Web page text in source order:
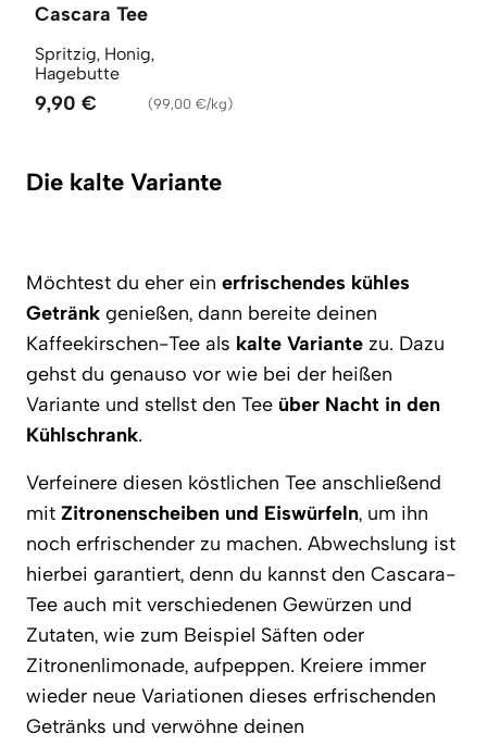
Cascara Tee
Spritzig, Honig,
Hagebutte
9,90 € (99,00 €/kg)
Die kalte Variante
Möchtest du eher ein erfrischendes kühles
Getränk genießen, dann bereite deinen
Kaffeekirschen-Tee als kalte Variante zu. Dazu
gehst du genauso vor wie bei der heißen
Variante und stellst den Tee über Nacht in den
Kühlschrank.
Verfeinere diesen köstlichen Tee anschließend
mit Zitronenscheiben und Eiswürfeln, um ihn
noch erfrischender zu machen. Abwechslung ist
hierbei garantiert, denn du kannst den Cascara-
Tee auch mit verschiedenen Gewürzen und
Zutaten, wie zum Beispiel Säften oder
Zitronenlimonade, aufpeppen. Kreiere immer
wieder neue Variationen dieses erfrischenden
Getränks und verwöhne deinen